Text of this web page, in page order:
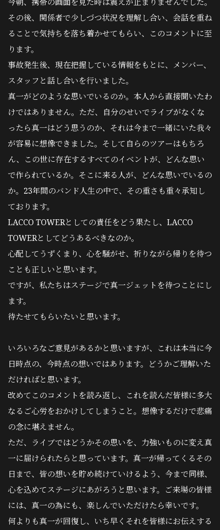
その後、関係者で少しづつ状況を理解し合い、会話を重ね
ることで気持ちを落ち着かせてもらい、このコメントに至
ります。
事故発生後、現在把握している情報をもとに、メンバー、
スタッフと話し合いを行いました。
真一がどのような思いでいるのか。本人から直接聞いたわ
けではありません。ただ、自分のせいでライブがなくな
ったら真一はどう思うのか、それは今まで一緒にいた我々
が容易に想像できました。そして自らのツアーはもちろ
ん、この世に存在するすべてのイベントが、どんな思い
で作られているか。そこに来る人が、どんな思いでいるの
か。23年間のバンド人生の中で、その重さも重々承知し
ております。
LACCO TOWERとしての責任をどう果たし、LACCO
TOWERとしてどうあるべきなのか。
心配してうずくまり、心を騒がせ、祈りながら帰りを待つ
ことも正しいと思います。
ですが、私たちはステージで真一ジェットを待つことにし
ます。
待たせてもらいたいと思います。
いろいろなご意見があるかと思いますが、これは本当に今
日時点の、今時点の想いではあります。どうかご理解いた
だければと思います。
改めてこのコメントを読み返し、これを読んだ皆様に多大
なるご心労をおかけしてしまうこと。想像するだけで悲痛
の念に堪えません。
ただ、ライブではどうかその思いを、力強いものに変え真
一に届けられたらと思っています。真一が帰ってくるその
日まで、皆の想いを貯め続けていけるよう、今まで同様、
心を込めてステージにあがろうと思います。ご来場の皆様
には、真一の為にも、楽しんでいただけたら幸いです。
何よりも真一が回復し、いち早くそれを皆様にお伝えする